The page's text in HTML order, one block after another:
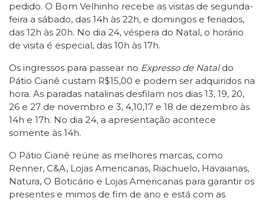
pedido. O Bom Velhinho recebe as visitas de segunda-
feira a sábado, das 14h às 22h, e domingos e feriados,
das 12h às 20h. No dia 24, véspera do Natal, o horário
de visita é especial, das 10h às 17h.
Os ingressos para passear no Expresso de Nataldo
Pátio Cianê custam R$15,00 e podem ser adquiridos na
hora. As paradas natalinas desfilam nos dias 13, 19, 20,
26 e 27 de novembro e 3, 4,10,17 e 18 de dezembro às
14h e 17h. No dia 24, a apresentação acontece
somente às 14h.
O Pátio Cianê reúne as melhores marcas, como
Renner, C&A, Lojas Americanas, Riachuelo, Havaianas,
Natura, O Boticário e Lojas Americanas para garantir os
presentes e mimos de fim de ano e está com as